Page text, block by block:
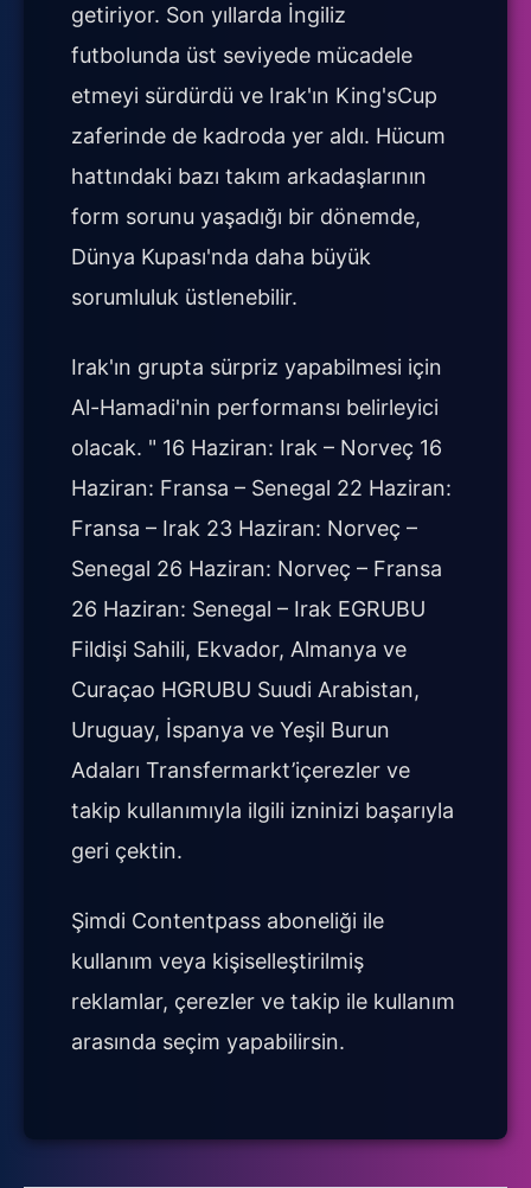
getiriyor. Son yıllarda İngiliz
futbolunda üst seviyede mücadele
etmeyi sürdürdü ve Irak'ın King'sCup
zaferinde de kadroda yer aldı. Hücum
hattındaki bazı takım arkadaşlarının
form sorunu yaşadığı bir dönemde,
Dünya Kupası'nda daha büyük
sorumluluk üstlenebilir.
Irak'ın grupta sürpriz yapabilmesi için
Al-Hamadi'nin performansı belirleyici
olacak. " 16 Haziran: Irak – Norveç 16
Haziran: Fransa – Senegal 22 Haziran:
Fransa – Irak 23 Haziran: Norveç –
Senegal 26 Haziran: Norveç – Fransa
26 Haziran: Senegal – Irak EGRUBU
Fildişi Sahili, Ekvador, Almanya ve
Curaçao HGRUBU Suudi Arabistan,
Uruguay, İspanya ve Yeşil Burun
Adaları Transfermarkt’içerezler ve
takip kullanımıyla ilgili izninizi başarıyla
geri çektin.
Şimdi Contentpass aboneliği ile
kullanım veya kişiselleştirilmiş
reklamlar, çerezler ve takip ile kullanım
arasında seçim yapabilirsin.